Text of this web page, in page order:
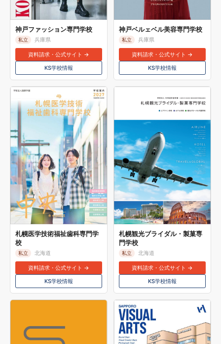
神戸ファッション専門学校
私立 兵庫県
資料請求・公式サイト →
KS学校情報
神戸ベルェベル美容専門学校
私立 兵庫県
資料請求・公式サイト →
KS学校情報
札幌医学技術福祉歯科専門学
校
私立 北海道
資料請求・公式サイト →
KS学校情報
札幌観光ブライダル・製菓専
門学校
私立 北海道
資料請求・公式サイト →
KS学校情報